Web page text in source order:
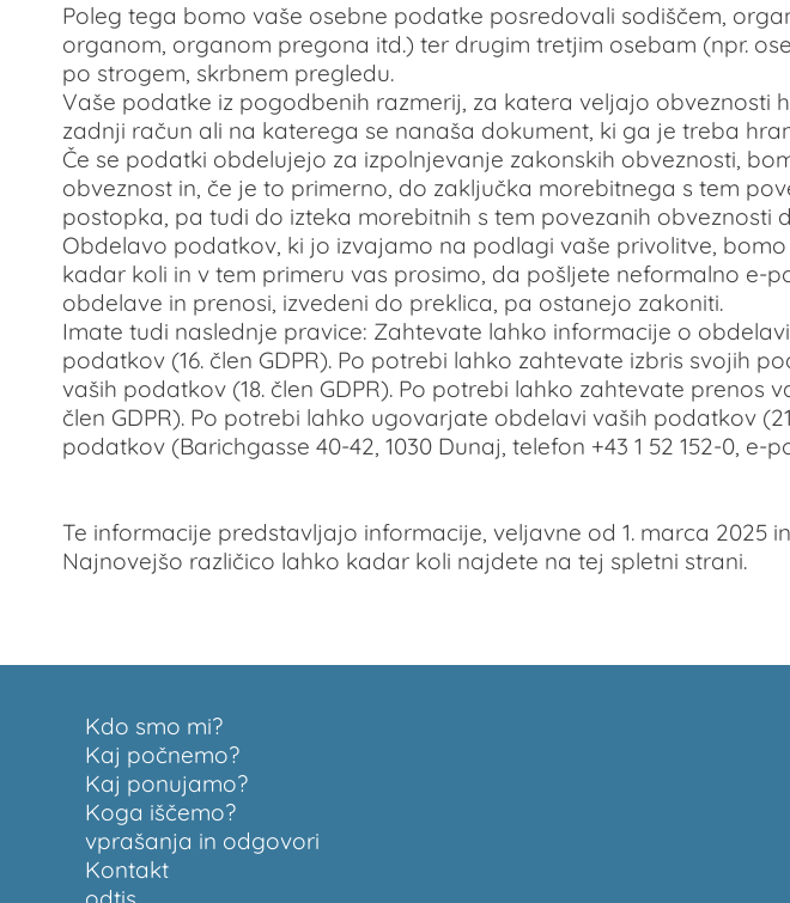
Poleg tega bomo vaše osebne podatke posredovali sodiščem,
organom, organom pregona itd.) ter drugim tretjim osebam (npr.
po strogem, skrbnem pregledu.
Vaše podatke iz pogodbenih razmerij, za katera veljajo
zadnji račun ali na katerega se nanaša dokument, ki ga je treba
Če se podatki obdelujejo za izpolnjevanje zakonskih obveznosti,
obveznost in, če je to primerno, do zaključka morebitnega s tem
postopka, pa tudi do izteka morebitnih s tem povezanih obveznosti
Obdelavo podatkov, ki jo izvajamo na podlagi vaše privolitve,
kadar koli in v tem primeru vas prosimo, da pošljete neformalno e-
obdelave in prenosi, izvedeni do preklica, pa ostanejo zakoniti.
Imate tudi naslednje pravice: Zahtevate lahko informacije o
podatkov (16. člen GDPR). Po potrebi lahko zahtevate izbris svojih
vaših podatkov (18. člen GDPR). Po potrebi lahko zahtevate
člen GDPR). Po potrebi lahko ugovarjate obdelavi vaših podatkov
podatkov (Barichgasse 40-42, 1030 Dunaj, telefon +43 1 52 152-0,
Te informacije predstavljajo informacije, veljavne od 1. marca 2025
Najnovejšo različico lahko kadar koli najdete na tej spletni strani.
Kdo smo mi?
Kaj počnemo?
Kaj ponujamo?
Koga iščemo?
vprašanja in odgovori
Kontakt